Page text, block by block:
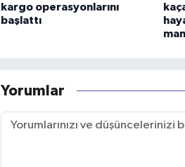
kargo operasyonlarını
başlattı
Yorumlar